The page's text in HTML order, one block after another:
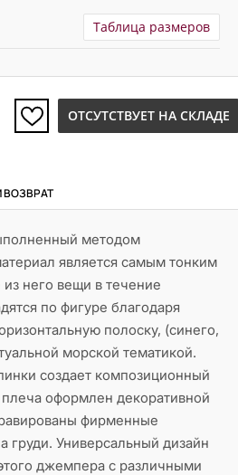
Таблица размеров
ОТСУТСТВУЕТ НА СКЛАДЕ
ВОЗВРАТ
методом
является самым тонким
него вещи в течение
по фигуре благодаря
полоску, (синего,
морской тематикой.
создает композиционный
оформлен декоративной
фирменные
груди. Универсальный дизайн
джемпера с различными